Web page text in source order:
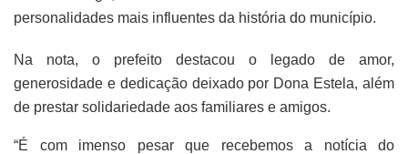
personalidades mais influentes da história do município.
Na nota, o prefeito destacou o legado de amor,
generosidade e dedicação deixado por Dona Estela, além
de prestar solidariedade aos familiares e amigos.
“É com imenso pesar que recebemos a notícia do